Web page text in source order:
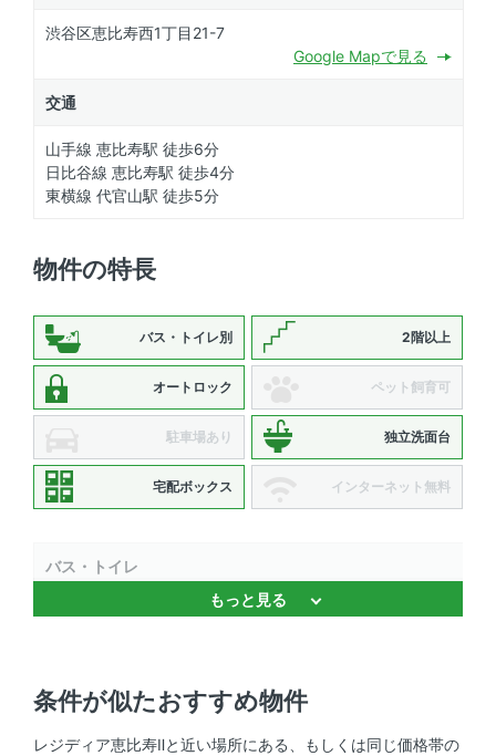
渋谷区恵比寿西1丁目21-7
Google Mapで見る
交通
山手線 恵比寿駅 徒歩6分
日比谷線 恵比寿駅 徒歩4分
東横線 代官山駅 徒歩5分
物件の特長
バス・トイレ別 2階以上
オートロック ペット飼育可
駐車場あり 独立洗面台
宅配ボックス インターネット無料
バス・トイレ
バストイレ別 、 温水洗浄便座 、 独立洗面台 、 浴室乾燥
もっと見る
条件が似たおすすめ物件
レジディア恵比寿Ⅱと近い場所にある、もしくは同じ価格帯の